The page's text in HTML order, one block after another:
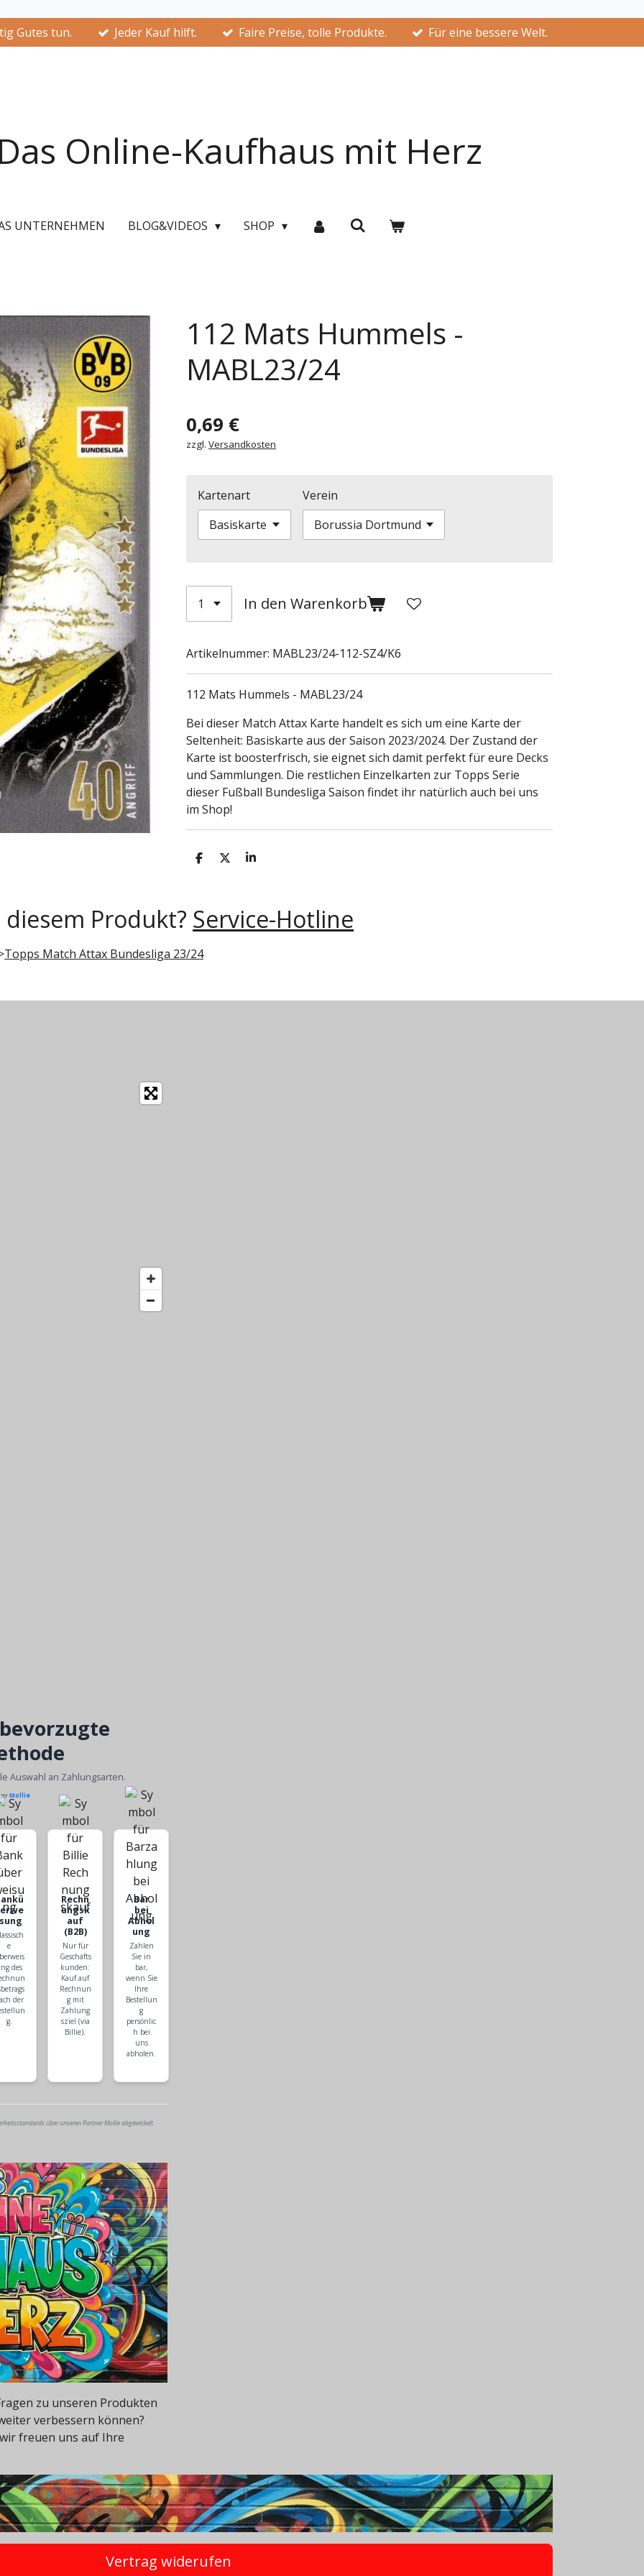
Gutes tun. Jeder Kauf hilft. Faire Preise, tolle Produkte. Für eine bessere Welt.
Das Online-Kaufhaus mit Herz
UNTERNEHMEN BLOG&VIDEOS SHOP
112 Mats Hummels -
MABL23/24
0,69 €
zzgl. Versandkosten
Kartenart Verein
In den Warenkorb
Artikelnummer: MABL23/24-112-SZ4/K6
112 Mats Hummels - MABL23/24
Bei dieser Match Attax Karte handelt es sich um eine Karte der
Seltenheit: Basiskarte aus der Saison 2023/2024. Der Zustand der
Karte ist boosterfrisch, sie eignet sich damit perfekt für eure Decks
und Sammlungen. Die restlichen Einzelkarten zur Topps Serie
dieser Fußball Bundesliga Saison findet ihr natürlich auch bei uns
im Shop!
T
e
n
T
n
T
n
diesem Produkt? Service-Hotline
Topps Match Attax Bundesliga 23/24
Auswahl an Zahlungsarten.
Mollie
e
des
der
g.
Rechn
ungsk
auf
(B2B)
Nur für
Geschäfts
kunden:
Kauf auf
Rechnun
g mit
Zahlung
sziel (via
Billie).
Bar
bei
Abhol
ung
Zahlen
Sie in
bar,
wenn Sie
Ihre
Bestellun
g
persönlic
h bei
uns
abholen.
über unseren Partner Mollie abgewickelt.
zu unseren Produkten
verbessern können?
freuen uns auf Ihre
Vertrag widerufen